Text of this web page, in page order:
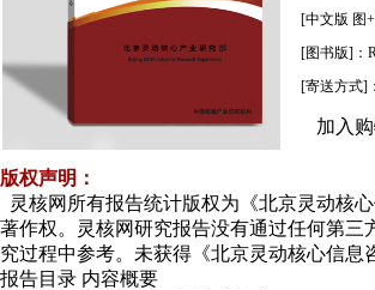
[中文版 图
[图书版]：
[寄送方式]：
加入
版权声明：
灵核网所有报告统计版权为《北京灵动核
著作权。灵核网研究报告没有通过任何第
究过程中参考。未获得《北京灵动核心信
报告目录 内容概要